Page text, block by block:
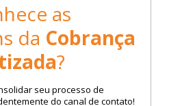
as
da Cobrança
?
seu processo de
do canal de contato!